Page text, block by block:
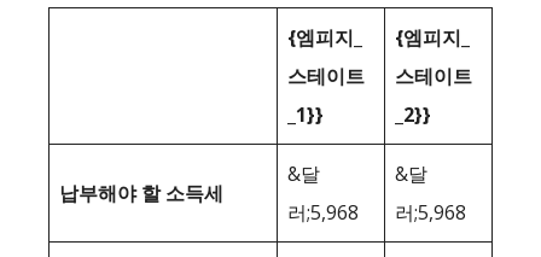
{엠피지_
스테이트
_1}}
{엠피지_
스테이트
_2}}
납부해야 할 소득세
&달
러;5,968
&달
러;5,968